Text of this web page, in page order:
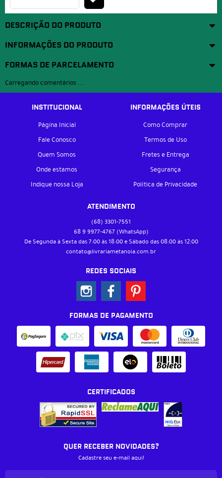
DESCRIÇÃO DO PRODUTO
INFORMAÇÕES DO PRODUTO
FORMAS DE PARCELAMENTO
Carregando comentários ...
INSTITUCIONAL
Página Inicial
Fale Conosco
Quem Somos
Onde estamos
Indique nossa Loja
INFORMAÇÕES ÚTEIS
Como Comprar
Termos de Uso
Fretes e Entrega
Segurança
Política de Privacidade
ATENDIMENTO
(68) 3301-7551
68 9 9977-4767 (WhatsApp)
De Segunda à Sexta das 7:00 às 18:00 e Sábado das 08:00 às 12:00
contato@livrariametanoia.com.br
REDES SOCIAIS
FORMAS DE PAGAMENTO
CERTIFICADOS
QUER RECEBER NOVIDADES?
Cadastre seu e-mail aqui!